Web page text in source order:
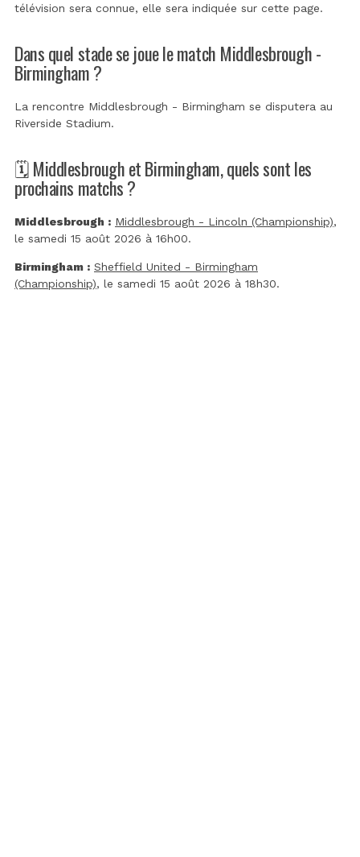
télévision sera connue, elle sera indiquée sur cette page.
Dans quel stade se joue le match Middlesbrough -
Birmingham ?
La rencontre Middlesbrough - Birmingham se disputera au
Riverside Stadium.
🗓️ Middlesbrough et Birmingham, quels sont les
prochains matchs ?
Middlesbrough : Middlesbrough - Lincoln (Championship),
le samedi 15 août 2026 à 16h00.
Birmingham : Sheffield United - Birmingham
(Championship), le samedi 15 août 2026 à 18h30.